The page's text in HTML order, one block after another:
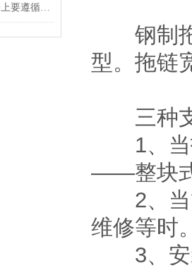
数控车床钢制拖链在选择上要遵循以下原则
钢制拖
型。拖链
三种支
1、当拖
——整块
2、当管
维修等时
3、安